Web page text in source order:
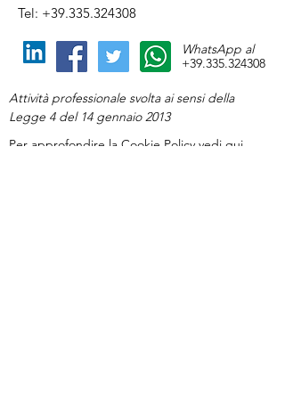
un precedente partner, in quanto
Tel: +39.335.324308
WhatsApp al
+39.335.324308
Attività professionale svolta ai sensi della
Legge 4 del 14 gennaio 2013
Per approfondire la Cookie Policy vedi qui